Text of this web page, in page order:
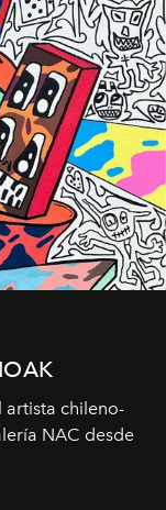
artista chileno-
NAC desde